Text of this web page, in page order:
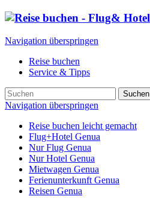
Navigation überspringen
Reise buchen
Service & Tipps
Suchen
Navigation überspringen
Reise buchen leicht gemacht
Flug+Hotel Genua
Nur Flug Genua
Nur Hotel Genua
Mietwagen Genua
Ferienunterkunft Genua
Reisen Genua